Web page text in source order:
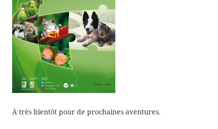
À très bientôt pour de prochaines aventures.